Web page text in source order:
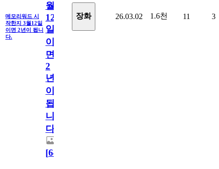
메모리워드 시
작한지 3월12일
이면 2년이 됩니
다.
월
12
일
이
면
2
년
이
됩
니
다.
[64
장화 26.03.02 1.6천 11 3